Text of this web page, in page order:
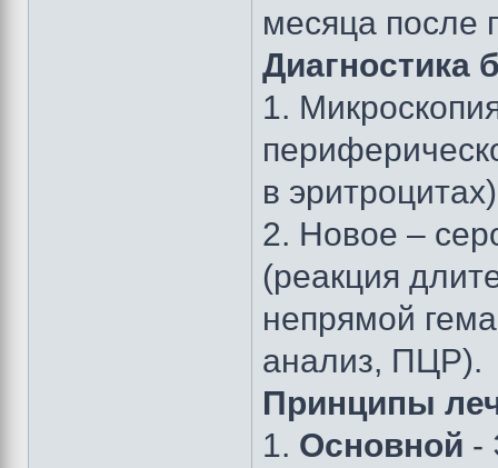
месяца после
Диагностика
1.
в
2. Новое –
(реакция
непрямой
анализ, ПЦР).
Принципы
1. Основной -